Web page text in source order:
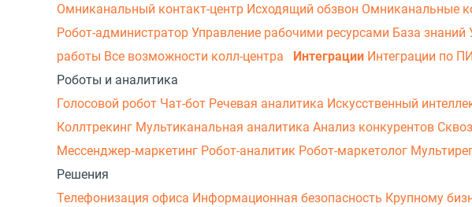
Омниканальный контакт-центр Исходящий обзвон Омниканальные
Робот-администратор Управление рабочими ресурсами База знаний
работы Все возможности колл-центра Интеграции Интеграции по
Роботы и аналитика
Голосовой робот Чат-бот Речевая аналитика Искусственный
Коллтрекинг Мультиканальная аналитика Анализ конкурентов
Мессенджер‑маркетинг Робот-аналитик Робот-маркетолог
Решения
Телефонизация офиса Информационная безопасность Крупному